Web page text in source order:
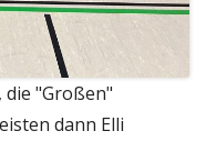
die "Großen"
dann Elli